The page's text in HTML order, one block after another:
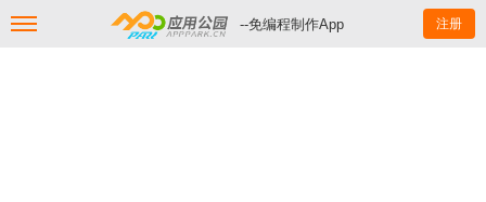
--免编程制作App 注册